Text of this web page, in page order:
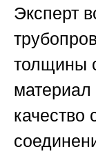
Эксперт
толщины
материал
качество